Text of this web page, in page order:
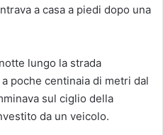
a casa a piedi dopo una
lungo la strada
poche centinaia di metri dal
sul ciglio della
da un veicolo.